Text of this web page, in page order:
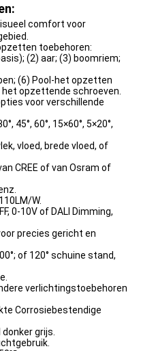
comfort voor
toebehoren:
(2) aar; (3) boomriem;
(6) Pool-het opzetten
opzettende schroeven.
voor verschillende
45°, 60°, 15×60°, 5×20°,
vloed, brede vloed, of
CREE of van Osram of
W.
0-10V of DALI Dimming,
precies gericht en
of 120° schuine stand,
verlichtingstoebehoren
Corrosiebestendige
grijs.